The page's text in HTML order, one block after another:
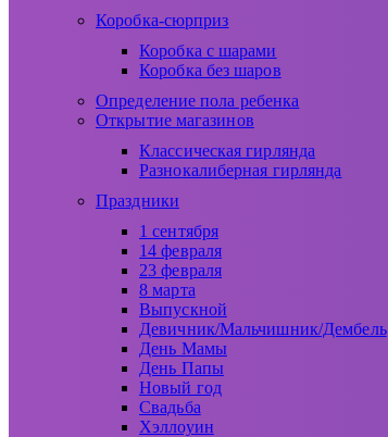
Коробка-сюрприз
Коробка с шарами
Коробка без шаров
Определение пола ребенка
Открытие магазинов
Классическая гирлянда
Разнокалиберная гирлянда
Праздники
1 сентября
14 февраля
23 февраля
8 марта
Выпускной
Девичник/Мальчишник/Дембель
День Мамы
День Папы
Новый год
Свадьба
Хэллоуин